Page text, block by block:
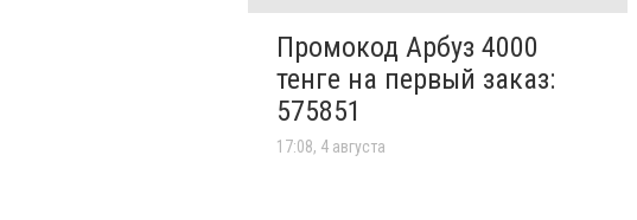
Промокод Арбуз 4000
тенге на первый заказ:
575851
17:08, 4 августа